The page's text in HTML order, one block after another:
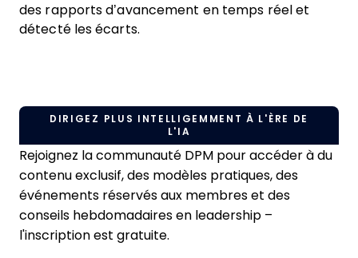
des rapports d’avancement en temps réel et
détecté les écarts.
DIRIGEZ PLUS INTELLIGEMMENT À L'ÈRE DE
L'IA
Rejoignez la communauté DPM pour accéder à du
contenu exclusif, des modèles pratiques, des
événements réservés aux membres et des
conseils hebdomadaires en leadership –
l'inscription est gratuite.